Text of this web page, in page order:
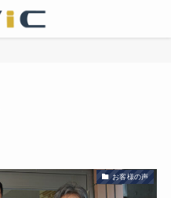
お客様の声